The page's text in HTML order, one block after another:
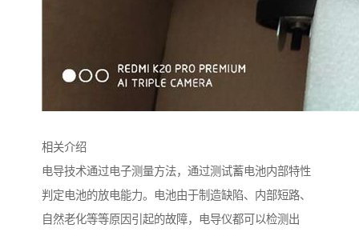
相关介绍
电导技术通过电子测量方法，通过测试蓄电池内部特性
判定电池的放电能力。电池由于制造缺陷、内部短路、
自然老化等等原因引起的故障，电导仪都可以检测出